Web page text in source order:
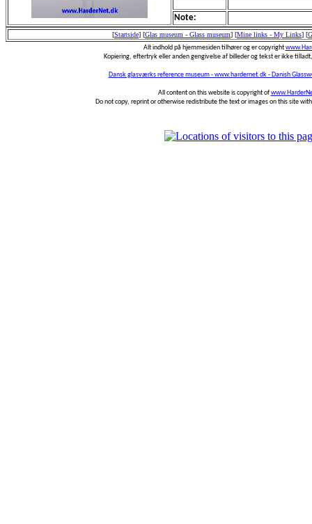
Note:
[Startside] [Glas museum - Glass museum] [Mine links - My Links] [
Alt indhold på hjemmesiden tilhører og er copyright
Kopiering, eftertryk eller anden gengivelse af billeder og tekst er ikke
Dansk glasværks reference museum - www.hardernet.dk - Danish
All content on this website is copyright of
Do not copy, reprint or otherwise redistribute the text or images on this site